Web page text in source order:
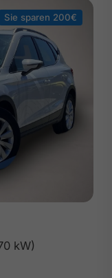
Sie sparen 200€
kW)